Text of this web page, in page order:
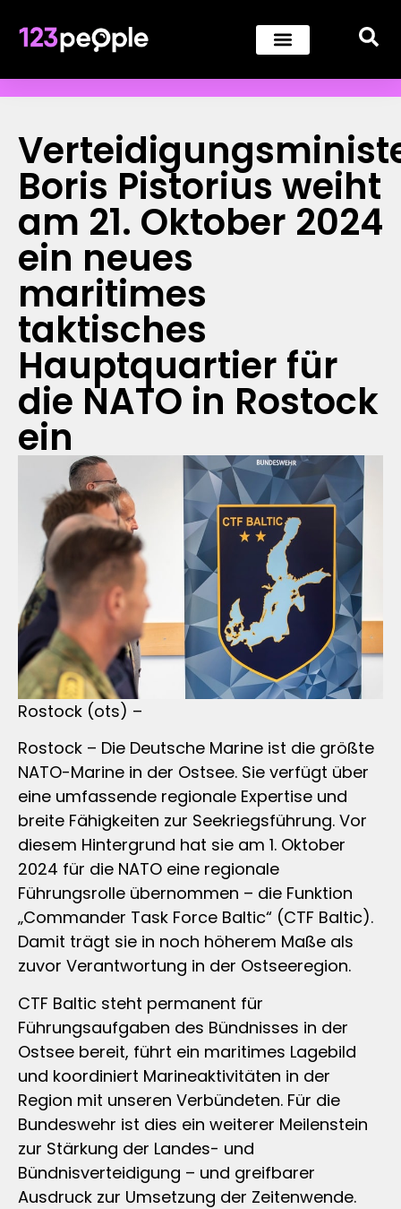
Boris Pistorius weiht
am 21. Oktober 2024
ein neues
maritimes
taktisches
Hauptquartier für
die NATO in Rostock
ein
Rostock (ots) –
Rostock – Die Deutsche Marine ist die größte
NATO-Marine in der Ostsee. Sie verfügt über
eine umfassende regionale Expertise und
breite Fähigkeiten zur Seekriegsführung. Vor
diesem Hintergrund hat sie am 1. Oktober
2024 für die NATO eine regionale
Führungsrolle übernommen – die Funktion
„Commander Task Force Baltic“ (CTF Baltic).
Damit trägt sie in noch höherem Maße als
zuvor Verantwortung in der Ostseeregion.
CTF Baltic steht permanent für
Führungsaufgaben des Bündnisses in der
Ostsee bereit, führt ein maritimes Lagebild
und koordiniert Marineaktivitäten in der
Region mit unseren Verbündeten. Für die
Bundeswehr ist dies ein weiterer Meilenstein
zur Stärkung der Landes- und
Bündnisverteidigung – und greifbarer
Ausdruck zur Umsetzung der Zeitenwende.